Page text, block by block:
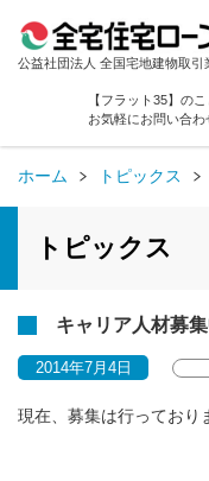
公益社団法人 全国宅地建物取引
【フラット35】の
お気軽にお問い合わ
ホーム トピックス
トピックス
キャリア人材募
2014年7月4日
現在、募集は行っており